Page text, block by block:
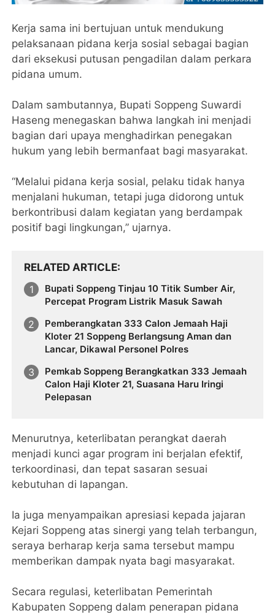
Kerja sama ini bertujuan untuk mendukung
pelaksanaan pidana kerja sosial sebagai bagian
dari eksekusi putusan pengadilan dalam perkara
pidana umum.
Dalam sambutannya, Bupati Soppeng Suwardi
Haseng menegaskan bahwa langkah ini menjadi
bagian dari upaya menghadirkan penegakan
hukum yang lebih bermanfaat bagi masyarakat.
“Melalui pidana kerja sosial, pelaku tidak hanya
menjalani hukuman, tetapi juga didorong untuk
berkontribusi dalam kegiatan yang berdampak
positif bagi lingkungan,” ujarnya.
RELATED ARTICLE
Bupati Soppeng Tinjau 10 Titik Sumber Air,
Percepat Program Listrik Masuk Sawah
Pemberangkatan 333 Calon Jemaah Haji
Kloter 21 Soppeng Berlangsung Aman dan
Lancar, Dikawal Personel Polres
Pemkab Soppeng Berangkatkan 333 Jemaah
Calon Haji Kloter 21, Suasana Haru Iringi
Pelepasan
Menurutnya, keterlibatan perangkat daerah
menjadi kunci agar program ini berjalan efektif,
terkoordinasi, dan tepat sasaran sesuai
kebutuhan di lapangan.
Ia juga menyampaikan apresiasi kepada jajaran
Kejari Soppeng atas sinergi yang telah terbangun,
seraya berharap kerja sama tersebut mampu
memberikan dampak nyata bagi masyarakat.
Secara regulasi, keterlibatan Pemerintah
Kabupaten Soppeng dalam penerapan pidana